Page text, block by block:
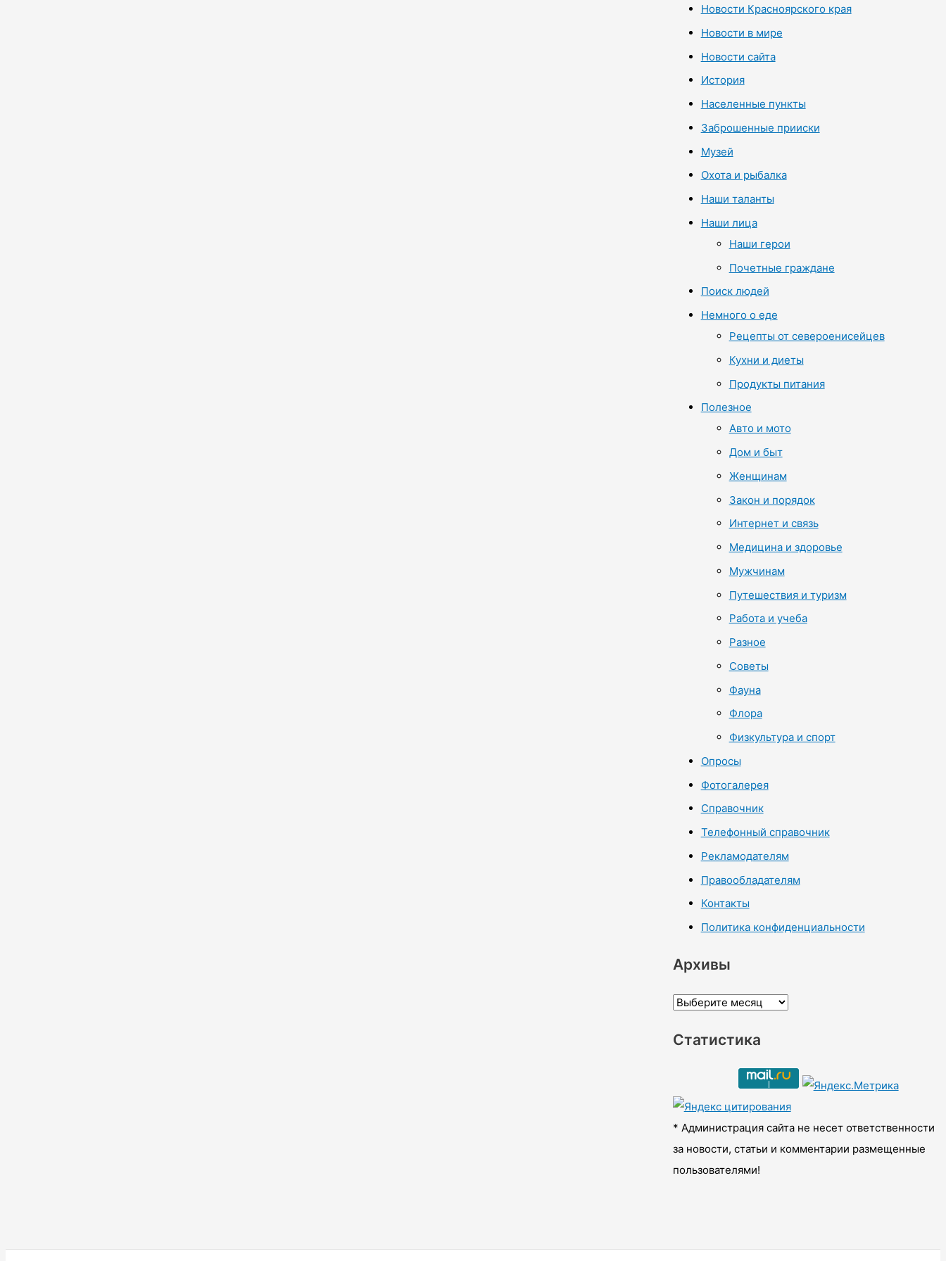
Новости Красноярского края
Новости в мире
Новости сайта
История
Населенные пункты
Заброшенные прииски
Музей
Охота и рыбалка
Наши таланты
Наши лица
Наши герои
Почетные граждане
Поиск людей
Немного о еде
Рецепты от североенисейцев
Кухни и диеты
Продукты питания
Полезное
Авто и мото
Дом и быт
Женщинам
Закон и порядок
Интернет и связь
Медицина и здоровье
Мужчинам
Путешествия и туризм
Работа и учеба
Разное
Советы
Фауна
Флора
Физкультура и спорт
Опросы
Фотогалерея
Справочник
Телефонный справочник
Рекламодателям
Правообладателям
Контакты
Политика конфиденциальности
Архивы
А
х
ы
Статистика
* Администрация сайта не несет ответственности
за новости, статьи и комментарии размещенные
пользователями!